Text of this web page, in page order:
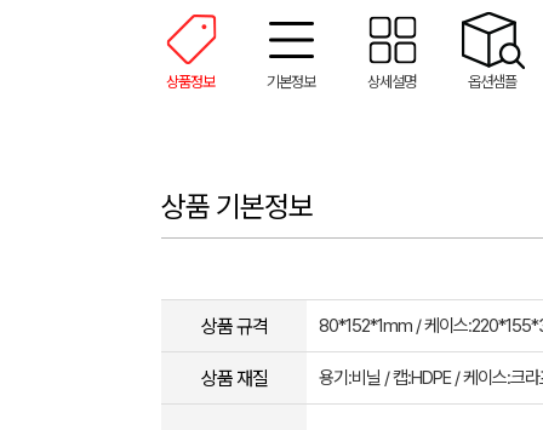
상품정보 기본정보 상세설명 옵션샘플
상품 기본정보
상품 규격 80*152*1mm / 케이스
상품 재질 용기:비닐 / 캡:HDPE / 케이스:크